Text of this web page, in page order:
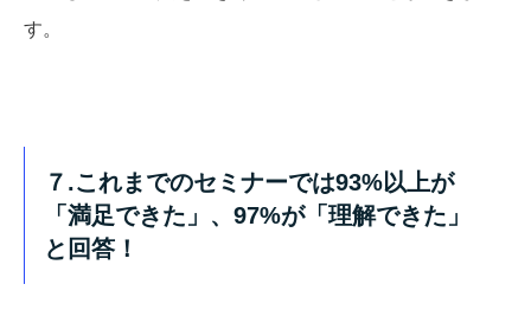
す。
７.これまでのセミナーでは93%以上が
「満足できた」、97%が「理解できた」
と回答！